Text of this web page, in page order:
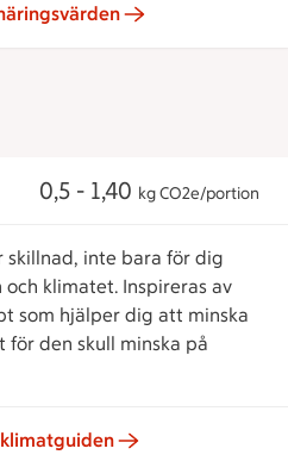
0,5 - 1,40 kg CO2e/portion
skillnad, inte bara för dig
klimatet. Inspireras av
som hjälper dig att minska
den skull minska på
klimatguiden